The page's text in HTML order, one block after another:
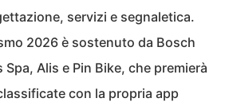
servizi e segnaletica.
2026 è sostenuto da Bosch
Alis e Pin Bike, che premierà
con la propria app